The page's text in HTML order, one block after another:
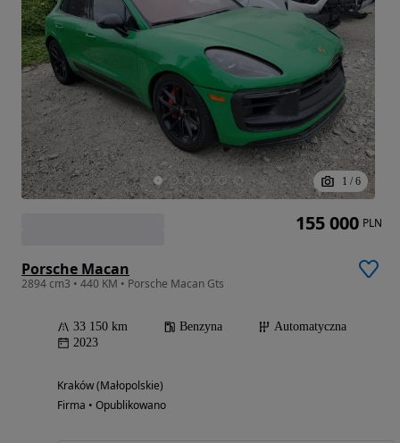
1 / 6
Porsche Macan
2894 cm3 • 440 KM • Porsche Macan Gts
33 150 km Benzyna
Automatyczna
2023
Kraków (Małopolskie)
Firma • Opublikowano
155 000 PLN